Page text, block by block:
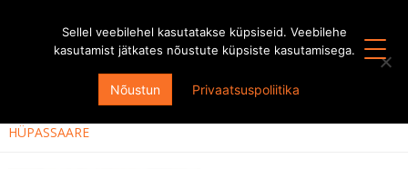
HOOAEG 2020/2021
HÜPASSAARE
Sellel veebilehel kasutatakse küpsiseid. Veebilehe
kasutamist jätkates nõustute küpsiste kasutamisega.
Nõustun Privaatsuspoliitika